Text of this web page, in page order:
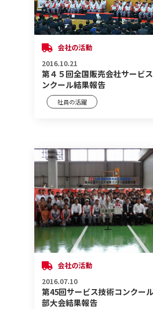
会社の活動
2016.10.21
第４５回全国販売会社サービ
ンクール結果報告
社員の活躍
会社の活動
2016.07.10
第45回サービス技術コンクー
部大会結果報告